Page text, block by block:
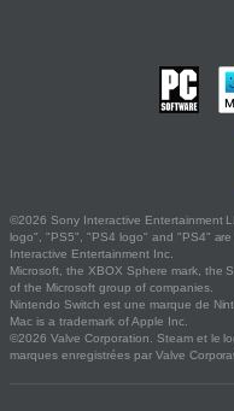
©2026 Sony Interactive Entertainment
logo", "PS5", "PS4 logo" and "PS4"
Interactive Entertainment Inc.
Microsoft, the XBOX Sphere mark, the
of the Microsoft group of companies.
Nintendo Switch est une marque de
Mac is a trademark of Apple Inc.
©2026 Valve Corporation. Steam et le
marques enregistrées par Valve